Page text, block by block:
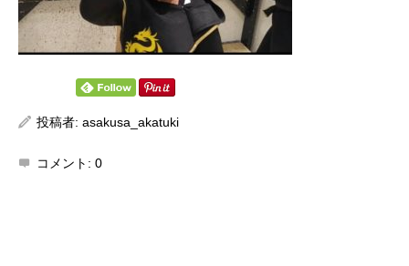
投稿者: asakusa_akatuki
コメント: 0